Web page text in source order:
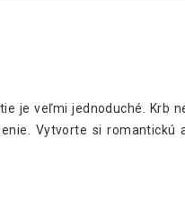
je veľmi jednoduché. Krb
Vytvorte si romantickú